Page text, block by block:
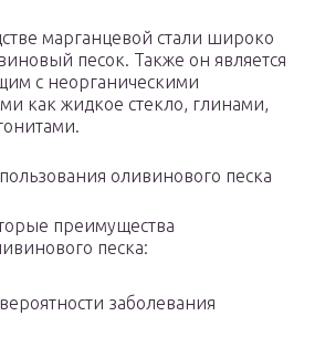
марганцевой стали широко
песок. Также он является
с неорганическими
как жидкое стекло, глинами,
оливинового песка
преимущества
песка:
заболевания